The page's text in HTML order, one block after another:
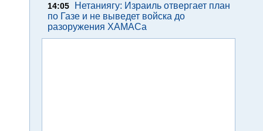
14:05
Нетаниягу: Израиль отвергает план
по Газе и не выведет войска до
разоружения ХАМАСа